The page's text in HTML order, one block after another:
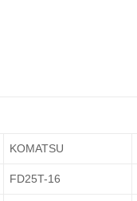
KOMATSU
FD25T-16